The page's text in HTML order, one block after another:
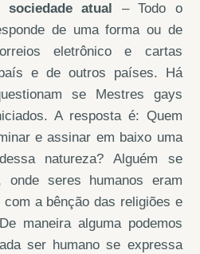
atual
– Todo o
de uma forma ou de
eletrônico e cartas
e de outros países. Há
se Mestres gays
A resposta é: Quem
e assinar em baixo uma
natureza? Alguém se
onde seres humanos eram
a bênção das religiões e
maneira alguma podemos
ser humano se expressa